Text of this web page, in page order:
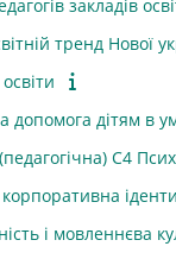
закладів
тренд Нової
допомога дітям в
С4
корпоративна
і мовленнєва